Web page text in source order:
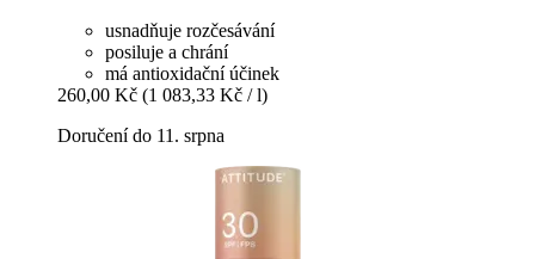
usnadňuje rozčesávání
posiluje a chrání
má antioxidační účinek
260,00 Kč (1 083,33 Kč / l)
Doručení do 11. srpna